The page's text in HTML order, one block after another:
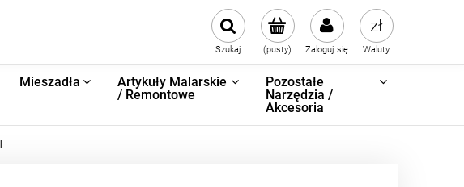
(pusty) Zaloguj się
Szukaj Waluty
Mieszadła
Artykuły Malarskie
/ Remontowe
Pozostałe
Narzędzia /
Akcesoria